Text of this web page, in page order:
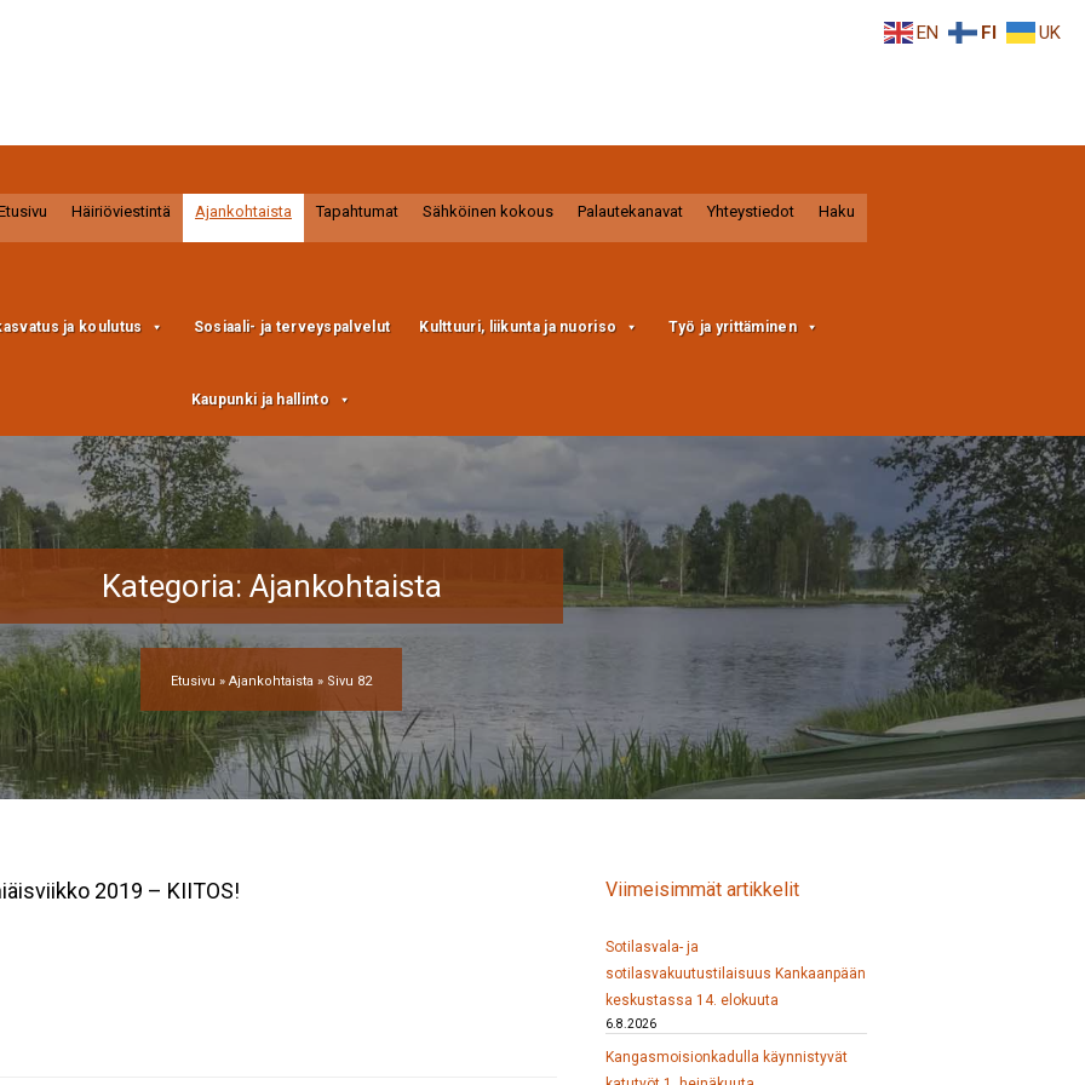
Häiriöviestintä Ajankohtaista Tapahtumat Sähköinen kokous Palautekanavat Yhteystiedot Haku
ja koulutus Sosiaali- ja terveyspalvelut Kulttuuri, liikunta ja nuoriso Työ ja yrittäminen
Kaupunki ja hallinto
Kategoria: Ajankohtaista
Etusivu » Ajankohtaista » Sivu 82
2019 – KIITOS! Viimeisimmät artikkelit
Sotilasvala- ja
sotilasvakuutustilaisuus Kankaanpään
keskustassa 14. elokuuta
6.8.2026
Kangasmoisionkadulla käynnistyvät
EN FI UK